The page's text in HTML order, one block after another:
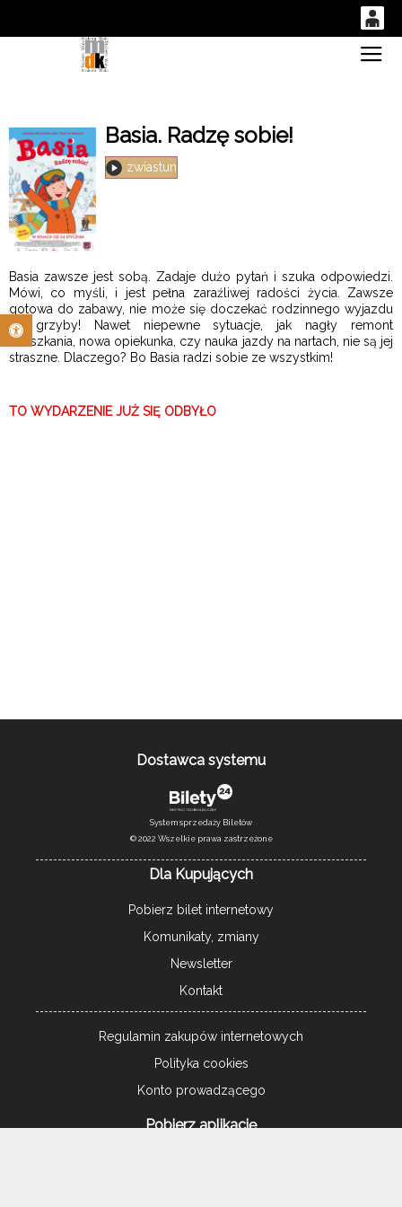
Otwórz pasek narzędzi
1453
Basia. Radzę sobie!
zwiastun
Basia zawsze jest sobą. Zadaje dużo pytań i szuka odpowiedzi.
Mówi, co myśli, i jest pełna zaraźliwej radości życia. Zawsze
gotowa do zabawy, nie może się doczekać rodzinnego wyjazdu
na grzyby! Nawet niepewne sytuacje, jak nagły remont
mieszkania, nowa opiekunka, czy nauka jazdy na nartach, nie są jej
straszne. Dlaczego? Bo Basia radzi sobie ze wszystkim!
TO WYDARZENIE JUŻ SIĘ ODBYŁO
Dostawca systemu
System sprzedaży Biletów
© 2022 Wszelkie prawa zastrzeżone
Dla Kupujących
Pobierz bilet internetowy
Komunikaty, zmiany
Newsletter
Kontakt
Regulamin zakupów internetowych
Polityka cookies
Konto prowadzącego
Pobierz aplikację